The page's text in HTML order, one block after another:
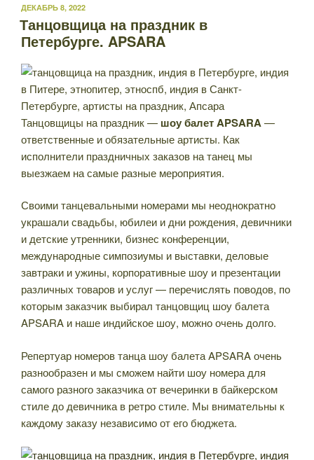
ОПУБЛИКОВАНО
ДЕКАБРЬ 8, 2022
Танцовщица на праздник в
Петербурге. APSARA
Танцовщицы на праздник — шоу балет APSARA—
ответственные и обязательные артисты. Как
исполнители праздничных заказов на танец мы
выезжаем на самые разные мероприятия.
Своими танцевальными номерами мы неоднократно
украшали свадьбы, юбилеи и дни рождения, девичники
и детские утренники, бизнес конференции,
международные симпозиумы и выставки, деловые
завтраки и ужины, корпоративные шоу и презентации
различных товаров и услуг — перечислять поводов, по
которым заказчик выбирал танцовщиц шоу балета
APSARA и наше индийское шоу, можно очень долго.
Репертуар номеров танца шоу балета APSARA очень
разнообразен и мы сможем найти шоу номера для
самого разного заказчика от вечеринки в байкерском
стиле до девичника в ретро стиле. Мы внимательны к
каждому заказу независимо от его бюджета.